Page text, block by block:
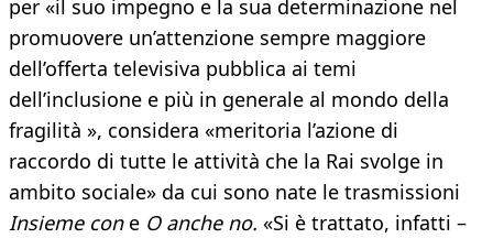
per «il suo impegno e la sua determinazione nel
promuovere un’attenzione sempre maggiore
dell’offerta televisiva pubblica ai temi
dell’inclusione e più in generale al mondo della
fragilità », considera «meritoria l’azione di
raccordo di tutte le attività che la Rai svolge in
ambito sociale» da cui sono nate le trasmissioni
Insieme cone O anche no. «Si è trattato, infatti –